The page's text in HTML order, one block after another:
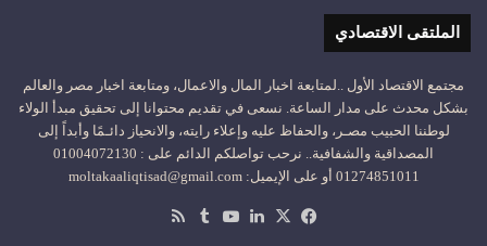
الملتقى الاقتصادي
مجتمع الاقتصاد الأول ..لمتابعة اخبار المال والاعمال، ومتابعة اخبار مصر والعالم
بشكل محدث على مدار الساعة. نسعى في تقديم محتوانا إلى تحقيق مبدأ الولاء
لوطننا الحبيب مصـر، والحفاظ عليه وإعلاء رايته، والانحياز دائـمًا وأبداً إلى
المصداقية والشفافية.. نرحب تواصلكم الدائم على : 01004072130
01274851011 أو على الإيميل: moltakaaliqtisad@gmail.com
فيسبوك
‫X لينكدإن‫YouTube